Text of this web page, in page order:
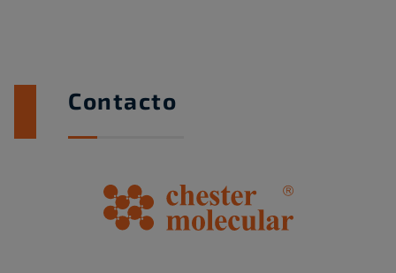
Contacto